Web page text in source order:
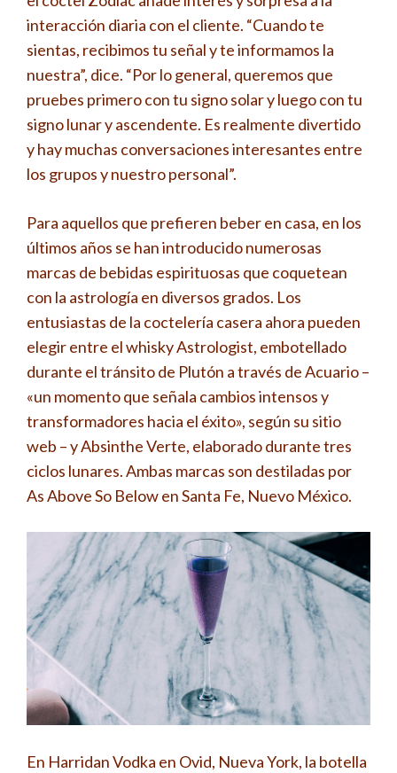
interacción diaria con el cliente. “Cuando te
sientas, recibimos tu señal y te informamos la
nuestra”, dice. “Por lo general, queremos que
pruebes primero con tu signo solar y luego con tu
signo lunar y ascendente. Es realmente divertido
y hay muchas conversaciones interesantes entre
los grupos y nuestro personal”.
Para aquellos que prefieren beber en casa, en los
últimos años se han introducido numerosas
marcas de bebidas espirituosas que coquetean
con la astrología en diversos grados. Los
entusiastas de la coctelería casera ahora pueden
elegir entre el whisky Astrologist, embotellado
durante el tránsito de Plutón a través de Acuario –
«un momento que señala cambios intensos y
transformadores hacia el éxito», según su sitio
web – y Absinthe Verte, elaborado durante tres
ciclos lunares. Ambas marcas son destiladas por
As Above So Below en Santa Fe, Nuevo México.
En Harridan Vodka en Ovid, Nueva York, la botella